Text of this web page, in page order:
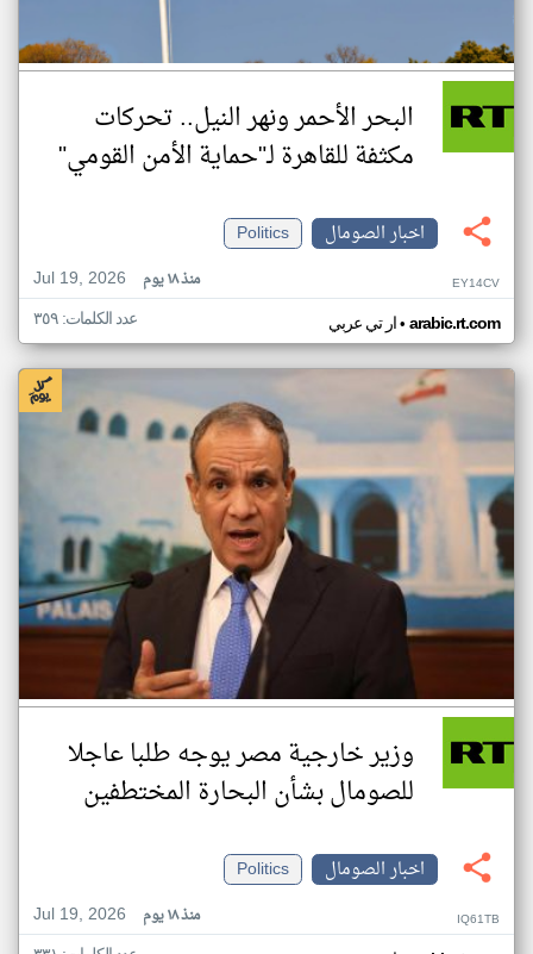
البحر الأحمر ونهر النيل.. تحركات
مكثفة للقاهرة لـ"حماية الأمن القومي"
اخبار الصومال
Politics
Jul 19, 2026
منذ ١٨ يوم EY14CV
ار تي عربي• arabic.rt.com عدد الكلمات: ٣٥٩
وزير خارجية مصر يوجه طلبا عاجلا
للصومال بشأن البحارة المختطفين
اخبار الصومال
Politics
Jul 19, 2026
منذ ١٨ يوم IQ61TB